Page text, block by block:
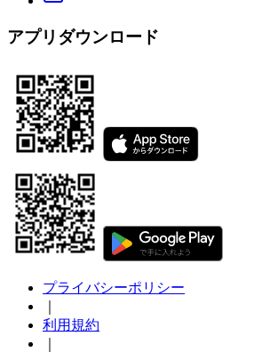
アプリダウンロード
プライバシーポリシー
利用規約